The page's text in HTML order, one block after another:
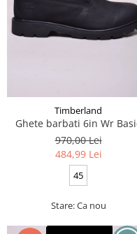
Timberland
Ghete barbati 6in Wr
970,00 Lei
484,99 Lei
45
Stare: Ca nou